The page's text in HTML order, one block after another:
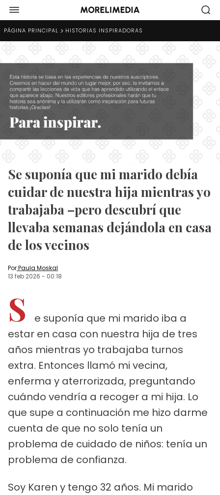
PÁGINA PRINCIPAL HISTORIAS INSPIRADORAS
Se suponía que mi marido debía
cuidar de nuestra hija mientras yo
trabajaba –pero descubrí que
llevaba semanas dejándola en casa
de los vecinos
PorPaula Moskal
13 feb 2026 - 00:18
S
e suponía que mi marido iba a
estar en casa con nuestra hija de tres
años mientras yo trabajaba turnos
extra. Entonces llamó mi vecina,
enferma y aterrorizada, preguntando
cuándo vendría a recoger a mi hija. Lo
que supe a continuación me hizo darme
cuenta de que no solo tenía un
problema de cuidado de niños: tenía un
problema de confianza.
Soy Karen y tengo 32 años. Mi marido